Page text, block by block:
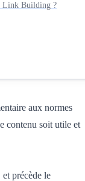
Link Building ?
aux normes
contenu soit utile et
précède le